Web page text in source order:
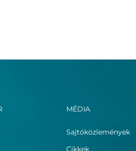
MÉDIA
Sajtóközlemények
Cikkek